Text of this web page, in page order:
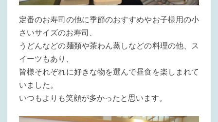
定番のお寿司の他に季節のおすすめやお子様用の小
さいサイズのお寿司、
うどんなどの麺類や茶わん蒸しなどの料理の他、ス
イーツもあり、
皆様それぞれに好きな物を選んで昼食を楽しまれて
いました。
いつもよりも笑顔が多かったと思います。